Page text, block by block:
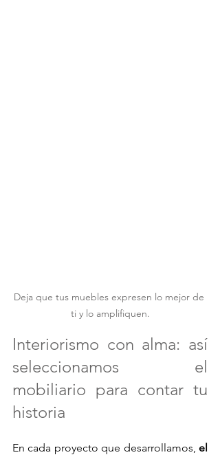
Deja que tus muebles expresen lo mejor de
ti y lo amplifiquen.
Interiorismo con alma: así
seleccionamos el
mobiliario para contar tu
historia
En cada proyecto que desarrollamos, el